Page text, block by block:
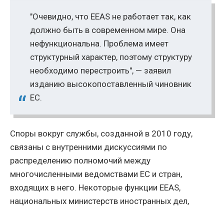
"Очевидно, что EEAS не работает так, как
должно быть в современном мире. Она
нефункциональна. Проблема имеет
структурный характер, поэтому структуру
необходимо перестроить", — заявил
изданию высокопоставленный чиновник
ЕС.
Споры вокруг службы, созданной в 2010 году,
связаны с внутренними дискуссиями по
распределению полномочий между
многочисленными ведомствами ЕС и стран,
входящих в него. Некоторые функции EEAS,
национальных министерств иностранных дел,